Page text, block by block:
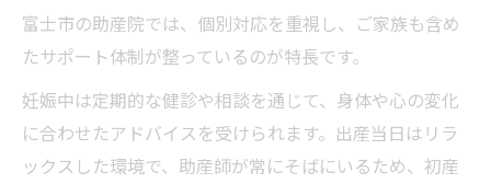
富士市の助産院では、個別対応を重視し、ご家族も含め
たサポート体制が整っているのが特長です。
妊娠中は定期的な健診や相談を通じて、身体や心の変化
に合わせたアドバイスを受けられます。出産当日はリラ
ックスした環境で、助産師が常にそばにいるため、初産